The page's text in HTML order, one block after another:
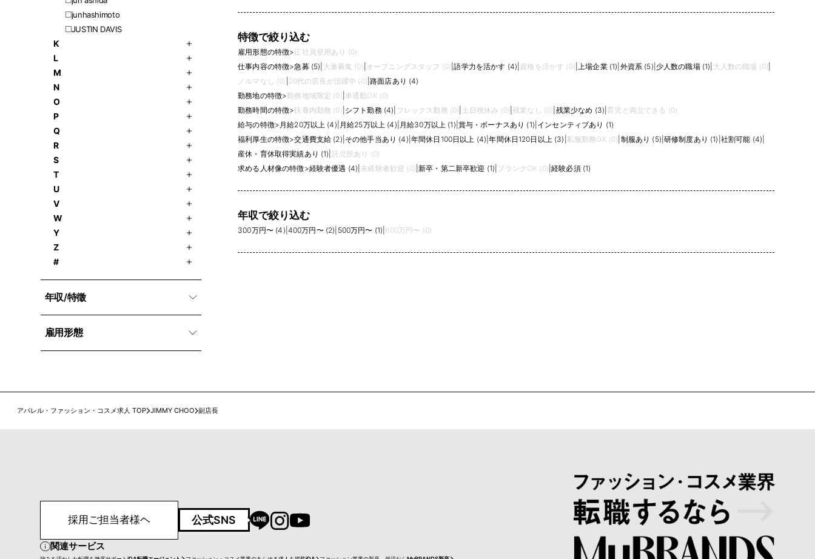
junhashimoto
JUSTIN DAVIS
K
L
M
N
O
P
Q
R
S
T
U
V
W
Y
Z
#
年収/特徵
雇用形態
特徴で絞り込む
雇用形態の特徴>正社員登用あり (0)
仕事内容の特徴>急募 (5) 大量募集 (0) オープニングスタッフ (0) |語学力を活かす (4) 資格を活かす (0) 上場企業 (1) 外資系 (5) 少人数の職場 (1) 大人数の職場 (0)
ノルマなし (0) 20代の店長が活躍中 (0) |路面店あり (4)
勤務地の特徴>勤務地域限定 (0) 車通勤OK (0)
勤務時間の特徴>扶養内勤務 (0) シフト勤務 (4) フレックス勤務 (0) 土日祝休み (0) |残業なし (0) 残業少なめ (3) 育児と両立できる (0)
給与の特徴> 月給20万以上 (4) 月給25万以上 (4) 月給30万以上 (1) 賞与・ボーナスあり (1) インセンティブあり (1)
福利厚生の特徴>交通費支給 (2) その他手当あり (4) 年間休日100日以上 (4) |年間休日120日以上 (3) 私服勤務OK (0) 制服あり (5) 研修制度あり (1) 社割可能 (4)
産休・育休取得実績あり (1) 託児所あり (0)
求める人材像の特徴>経験者優遇 (4) 未経験者歓迎 (0) |新卒・第二新卒歓迎 (1) ブランクOK (0) |経験必須 (1)
年収で絞り込む
300万円〜 (4) 400万円〜 (2) 500万円〜 (1) 600万円〜 (0)
アパレル・ファッション・コスメ求人 TOP JIMMY CHOO 副店長
採用ご担当者様ヘ 公式SNS
関連サービス